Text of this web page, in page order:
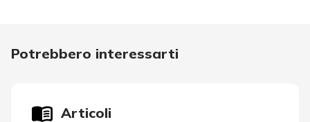
Potrebbero interessarti
Articoli